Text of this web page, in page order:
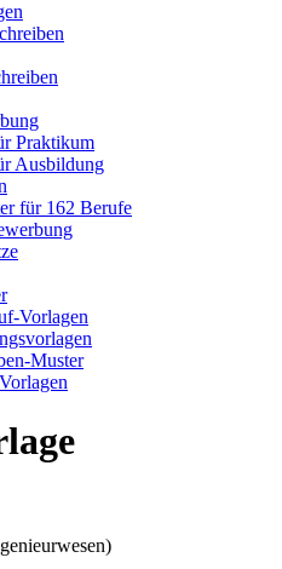
Praktikum
Ausbildung
für 162 Berufe
Vorlagen
Muster